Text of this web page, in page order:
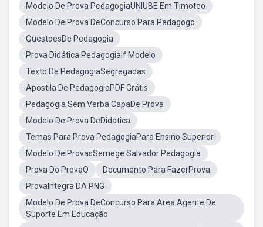
Modelo De Prova PedagogiaUNIUBE Em Timoteo
Modelo De Prova DeConcurso Para Pedagogo
QuestoesDe Pedagogia
Prova Didática PedagogiaIf Modelo
Texto De PedagogiaSegregadas
Apostila De PedagogiaPDF Grátis
Pedagogia Sem Verba CapaDe Prova
Modelo De Prova DeDidatica
Temas Para Prova PedagogiaPara Ensino Superior
Modelo De ProvasSemege Salvador Pedagogia
Prova Do ProvaO
Documento Para FazerProva
ProvaIntegra DA PNG
Modelo De Prova DeConcurso Para Area Agente De
Suporte Em Educação